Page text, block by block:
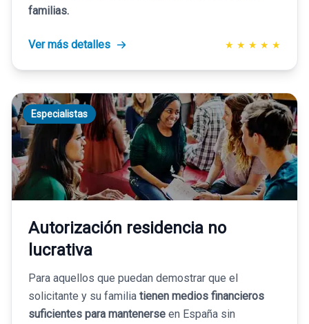
familias.
Ver más detalles ★ ★ ★ ★ ★
Especialistas
Autorización residencia no
lucrativa
Para aquellos que puedan demostrar que el
solicitante y su familia tienen medios financieros
suficientes para mantenerse en España sin